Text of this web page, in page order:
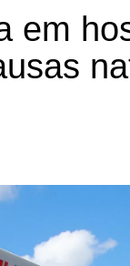
de Venc. 2025
em